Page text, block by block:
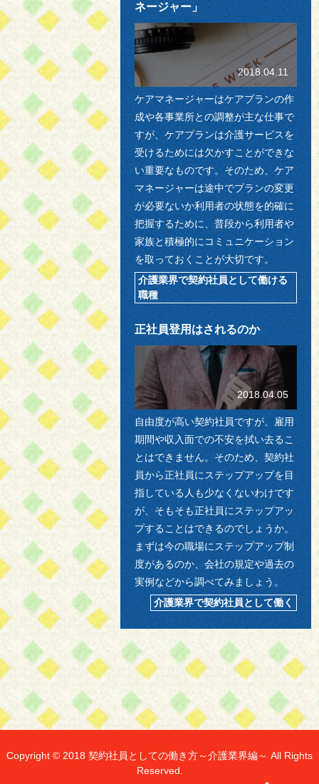
ネージャー」
2018.04.11
ケアマネージャーはケアプランの作
成や各事業所との調整が主な仕事で
すが、ケアプランは介護サービスを
受けるためには欠かすことができな
い重要なものです。そのため、ケア
マネージャーは途中でプランの変更
が必要ないか利用者の状態を的確に
把握するために、普段から利用者や
家族と積極的にコミュニケーション
を取っておくことが大切です。
介護業界で契約社員として働ける
職種
正社員登用はされるのか
2018.04.05
自由度が高い契約社員ですが、雇用
期間や収入面での不安を拭い去るこ
とはできません。そのため、契約社
員から正社員にステップアップを目
指している人も少なくないわけです
が、そもそも正社員にステップアッ
プすることはできるのでしょうか。
まずは今の職場にステップアップ制
度があるのか、会社の規定や過去の
実例などから調べてみましょう。
介護業界で契約社員として働く
Copyright © 2018 契約社員としての働き方～介護業界編～ All Rights
Reserved.